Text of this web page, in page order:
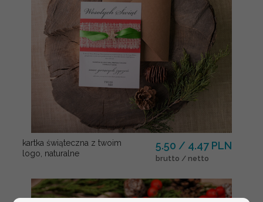
kartka świąteczna z twoim
logo, naturalne
5.50 / 4.47 PLN
brutto / netto